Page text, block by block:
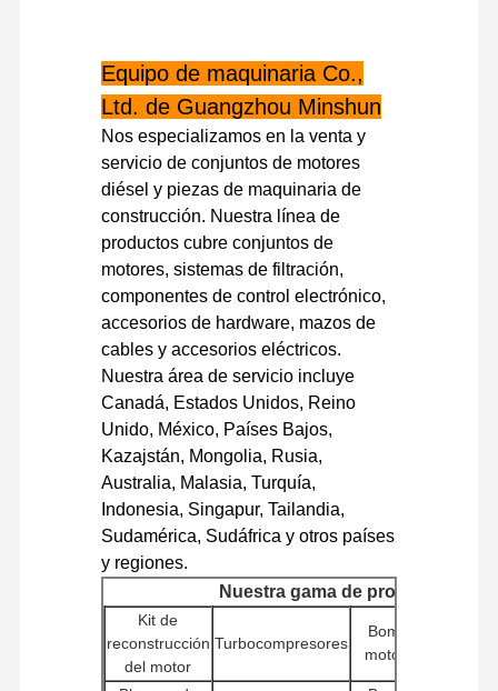
El motor Kubota
El motor de Isuzu
Motor Cummins
motor diesel
Motor de MITSUBISHI
Motor excavador
equipo de la reconstrucción del motor
Bomba de inyección
Asamblea del turbocompresor
Otras piezas del motor
Sistema de control electrónico
componentes eléctricos del motor
Sistema de combustible del motor
Piezas hidráulicas de excavadora
Equipo de maquinaria Co.,
Ltd. de Guangzhou Minshun
Nos especializamos en la venta y
servicio de conjuntos de motores
diésel y piezas de maquinaria de
construcción. Nuestra línea de
productos cubre conjuntos de
motores, sistemas de filtración,
componentes de control electrónico,
accesorios de hardware, mazos de
cables y accesorios eléctricos.
Nuestra área de servicio incluye
Canadá, Estados Unidos, Reino
Unido, México, Países Bajos,
Kazajstán, Mongolia, Rusia,
Australia, Malasia, Turquía,
Indonesia, Singapur, Tailandia,
Sudamérica, Sudáfrica y otros países
y regiones.
Nuestra gama de productos
Kit de
reconstrucción
del motor
Turbocompresores
Bombas de
motor diésel